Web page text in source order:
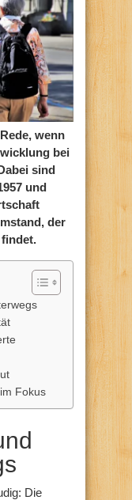
wenn
bei
sind
und
der
Fokus
Die